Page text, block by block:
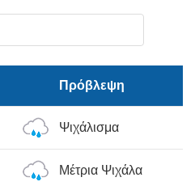
Πρόβλεψη
Ψιχάλισμα
Μέτρια Ψιχάλα